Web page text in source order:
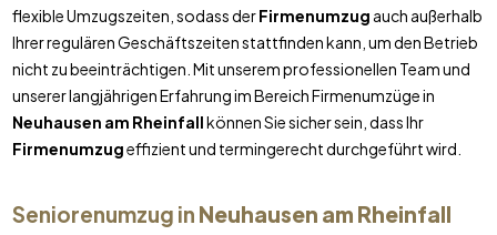
flexible Umzugszeiten, sodass derFirmenumzug auch außerhalb
Ihrer regulären Geschäftszeiten stattfinden kann, um den Betrieb
nicht zu beeinträchtigen. Mit unserem professionellen Team und
unserer langjährigen Erfahrung im Bereich Firmenumzüge in
Neuhausen am Rheinfallkönnen Sie sicher sein, dass Ihr
Firmenumzugeffizient und termingerecht durchgeführt wird.
Seniorenumzug in Neuhausen am Rheinfall